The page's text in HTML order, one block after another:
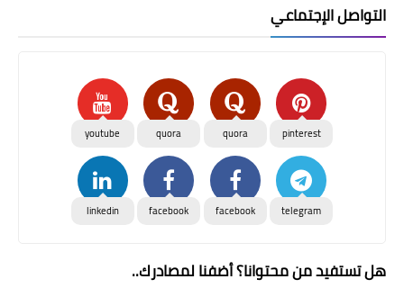
التواصل الإجتماعي
pinterest
quora
quora
youtube
telegram
facebook
facebook
linkedin
هل تستفيد من محتوانا؟ أضفنا لمصادرك..